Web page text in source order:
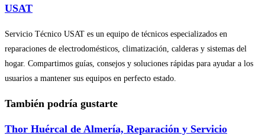
USAT
Servicio Técnico USAT es un equipo de técnicos especializados en
reparaciones de electrodomésticos, climatización, calderas y sistemas del
hogar. Compartimos guías, consejos y soluciones rápidas para ayudar a los
usuarios a mantener sus equipos en perfecto estado.
También podría gustarte
Thor Huércal de Almería, Reparación y Servicio